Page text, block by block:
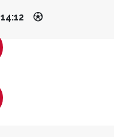
14:12